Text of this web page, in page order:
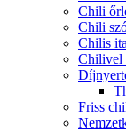
Chili
Chili
Chilis
Chilivel
Friss